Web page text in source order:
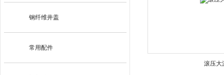
钢纤维井盖
常用配件
滚压大